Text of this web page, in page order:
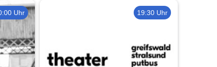
Uhr 19:30 Uhr